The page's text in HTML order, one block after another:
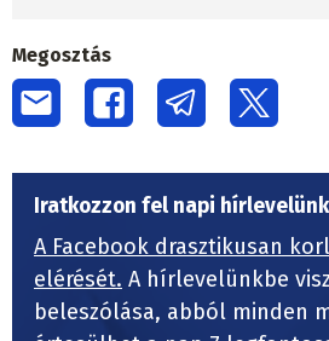
Megosztás
Iratkozzon fel napi
A Facebook drasztikusan
elérését. A hírlevelünkbe
beleszólása, abból minden